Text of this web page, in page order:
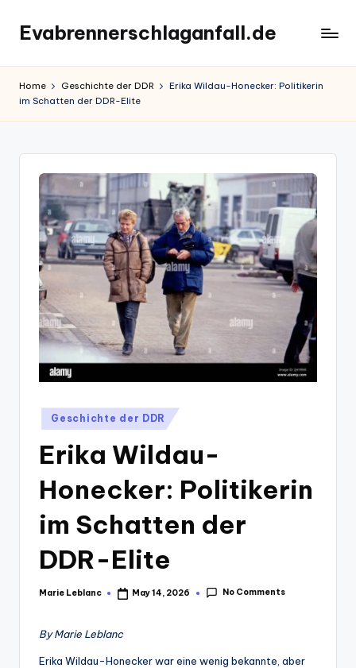
content
Evabrennerschlaganfall.de
Home Geschichte der DDR
Erika Wildau-Honecker: Politikerin
im Schatten der DDR-Elite
Posted
in
Geschichte der DDR
Erika Wildau-
Honecker: Politikerin
im Schatten der
DDR-Elite
Posted
Marie Leblanc May 14, 2026 No Comments
By Marie Leblanc
Erika Wildau-Honecker war eine wenig bekannte, aber